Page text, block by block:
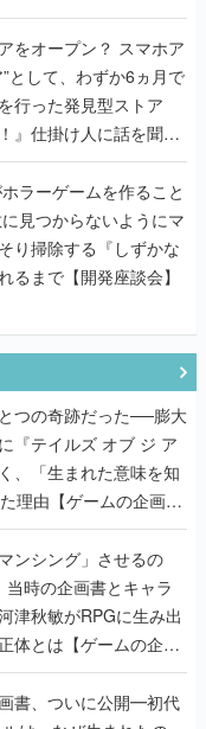
ューサーに聞いた
プン？ スマホア
として、わずか6ヵ月で
行った発見型ストア
』仕掛け人に話を聞い
ラーゲームを作ること
り掃除する『しずかな
るまで【開発座談会】
つの奇跡だった──膨大
『テイルズ オブ ジ ア
、「生まれた意味を知
理由【ゲームの企画
ンシング」させるの
時の企画書とキャラ
津秋敏がRPGに生み出
体とは【ゲームの企画
書、ついに公開━初代